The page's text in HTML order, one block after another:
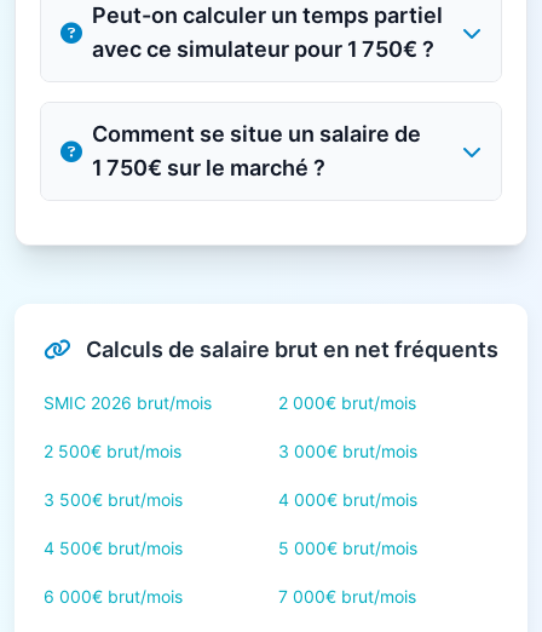
Peut-on calculer un temps partiel
avec ce simulateur pour 1 750€ ?
Comment se situe un salaire de
1 750€ sur le marché ?
Calculs de salaire brut en net fréquents
SMIC 2026 brut/mois 2 000€ brut/mois
2 500€ brut/mois 3 000€ brut/mois
3 500€ brut/mois 4 000€ brut/mois
4 500€ brut/mois 5 000€ brut/mois
6 000€ brut/mois 7 000€ brut/mois